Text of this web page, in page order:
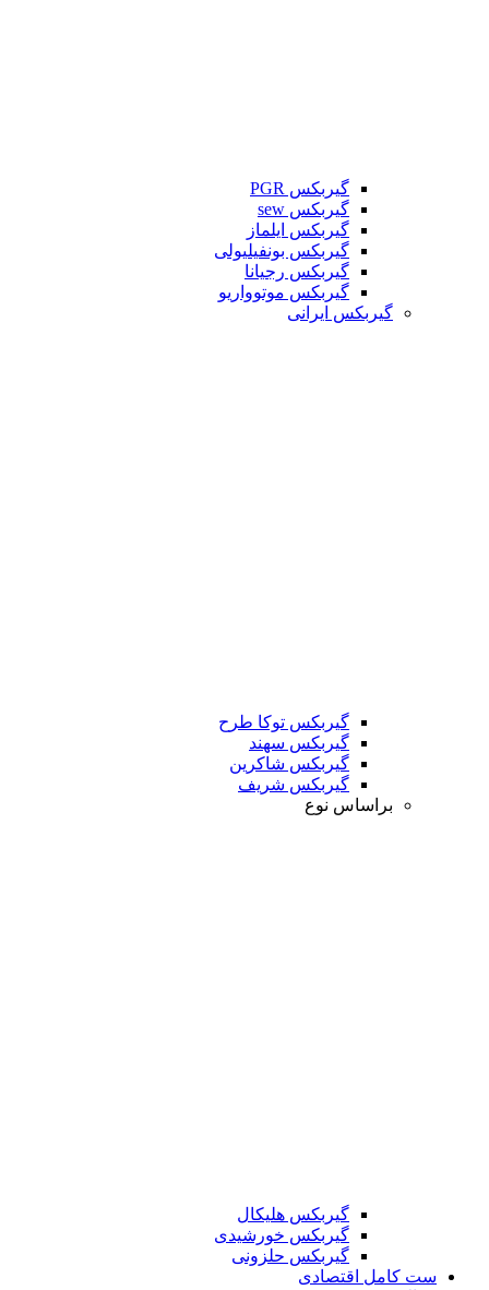
گیربکس PGR
گیربکس sew
گیربکس ایلماز
گیربکس بونفیلیولی
گیربکس رجیانا
گیربکس موتوواریو
گیربکس ایرانی
گیربکس توکا طرح
گیربکس سهند
گیربکس شاکرین
گیربکس شریف
براساس نوع
گیربکس هلیکال
گیربکس خورشیدی
گیربکس حلزونی
ست کامل اقتصادی